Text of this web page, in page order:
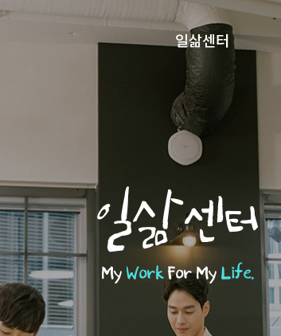
일삶센터
일삶센터
MyWorkFor MyLife.